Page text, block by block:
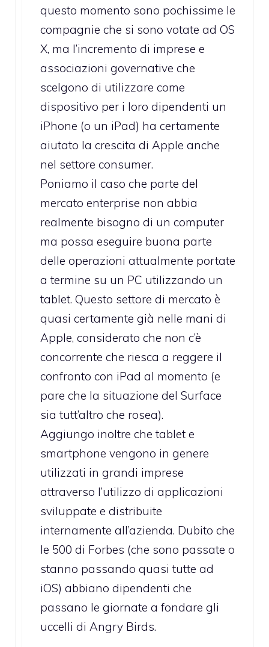
questo momento sono pochissime le
compagnie che si sono votate ad OS
X, ma l’incremento di imprese e
associazioni governative che
scelgono di utilizzare come
dispositivo per i loro dipendenti un
iPhone (o un iPad) ha certamente
aiutato la crescita di Apple anche
nel settore consumer.
Poniamo il caso che parte del
mercato enterprise non abbia
realmente bisogno di un computer
ma possa eseguire buona parte
delle operazioni attualmente portate
a termine su un PC utilizzando un
tablet. Questo settore di mercato è
quasi certamente già nelle mani di
Apple, considerato che non c’è
concorrente che riesca a reggere il
confronto con iPad al momento (e
pare che la situazione del Surface
sia tutt’altro che rosea).
Aggiungo inoltre che tablet e
smartphone vengono in genere
utilizzati in grandi imprese
attraverso l’utilizzo di applicazioni
sviluppate e distribuite
internamente all’azienda. Dubito che
le 500 di Forbes (che sono passate o
stanno passando quasi tutte ad
iOS) abbiano dipendenti che
passano le giornate a fondare gli
uccelli di Angry Birds.